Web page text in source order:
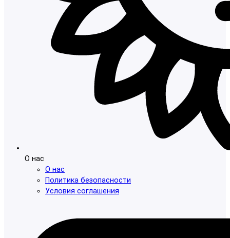
О нас
О нас
Политика безопасности
Условия соглашения